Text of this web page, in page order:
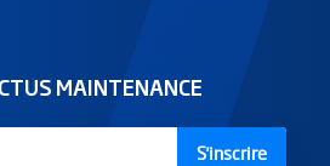
MAINTENANCE
S'inscrire